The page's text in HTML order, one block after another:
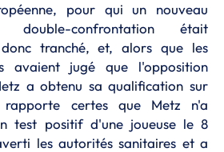
pour qui un nouveau
confrontation était
tranché, et, alors que les
avaient jugé que l'opposition
a obtenu sa qualification sur
certes que Metz n'a
test positif d'une joueuse le 8
les autorités sanitaires et a